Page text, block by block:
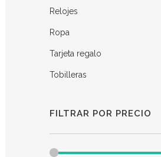
Relojes
Ropa
Tarjeta regalo
Tobilleras
FILTRAR POR PRECIO